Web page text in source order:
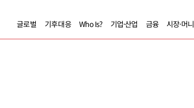
글로벌 기후대응 Who Is? 기업·산업 금융 시장·머니